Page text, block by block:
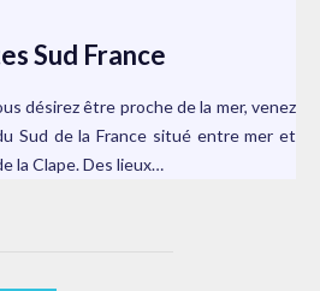
Sud France
désirez être proche de la mer, venez
Sud de la France situé entre mer et
la Clape. Des lieux…